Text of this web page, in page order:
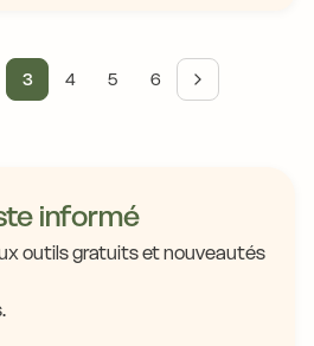
3 4 5 6
informé
outils gratuits et nouveautés